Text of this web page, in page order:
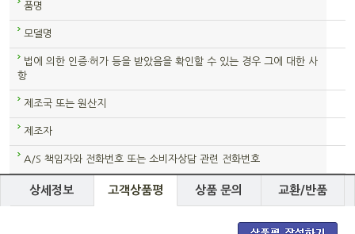
품명
모델명
법에 의한 인증·허가 등을 받았음을 확인할 수 있는 경우 그에 대한 사
항
제조국 또는 원산지
제조자
A/S 책임자와 전화번호 또는 소비자상담 관련 전화번호
상세정보 고객상품평 상품 문의 교환/반품